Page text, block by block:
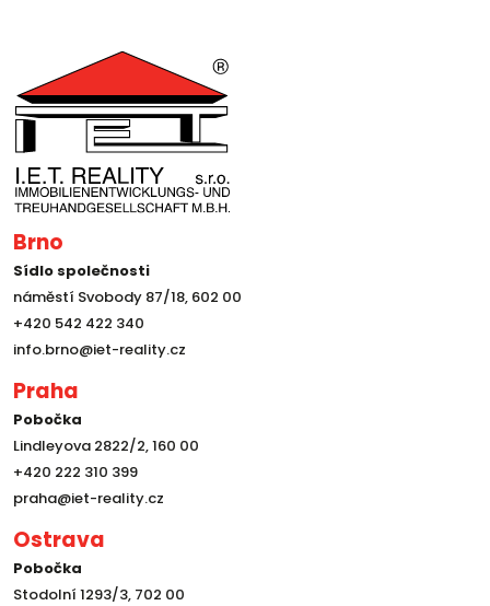
Brno
Sídlo společnosti
náměstí Svobody 87/18, 602 00
+420 542 422 340
info.brno@iet-reality.cz
Praha
Pobočka
Lindleyova 2822/2, 160 00
+420 222 310 399
praha@iet-reality.cz
Ostrava
Pobočka
Stodolní 1293/3, 702 00